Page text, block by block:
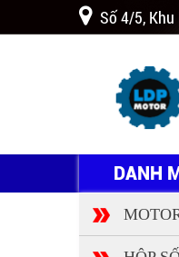
Số 4/5, Khu
DANH